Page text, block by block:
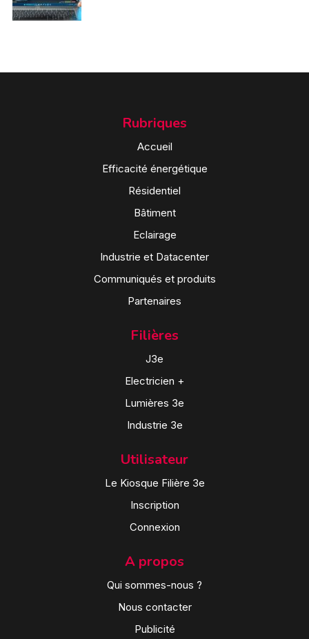
Rubriques
Accueil
Efficacité énergétique
Résidentiel
Bâtiment
Eclairage
Industrie et Datacenter
Communiqués et produits
Partenaires
Filières
J3e
Electricien +
Lumières 3e
Industrie 3e
Utilisateur
Le Kiosque Filière 3e
Inscription
Connexion
A propos
Qui sommes-nous ?
Nous contacter
Publicité